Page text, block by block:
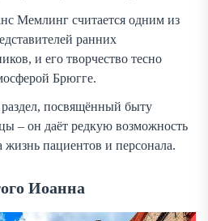
Мемлинг считается одним из
ранних
и его творчество тесно
Брюгге.
посвящённый быту
– он даёт редкую возможность
жизнь пациентов и персонала.
Иоанна